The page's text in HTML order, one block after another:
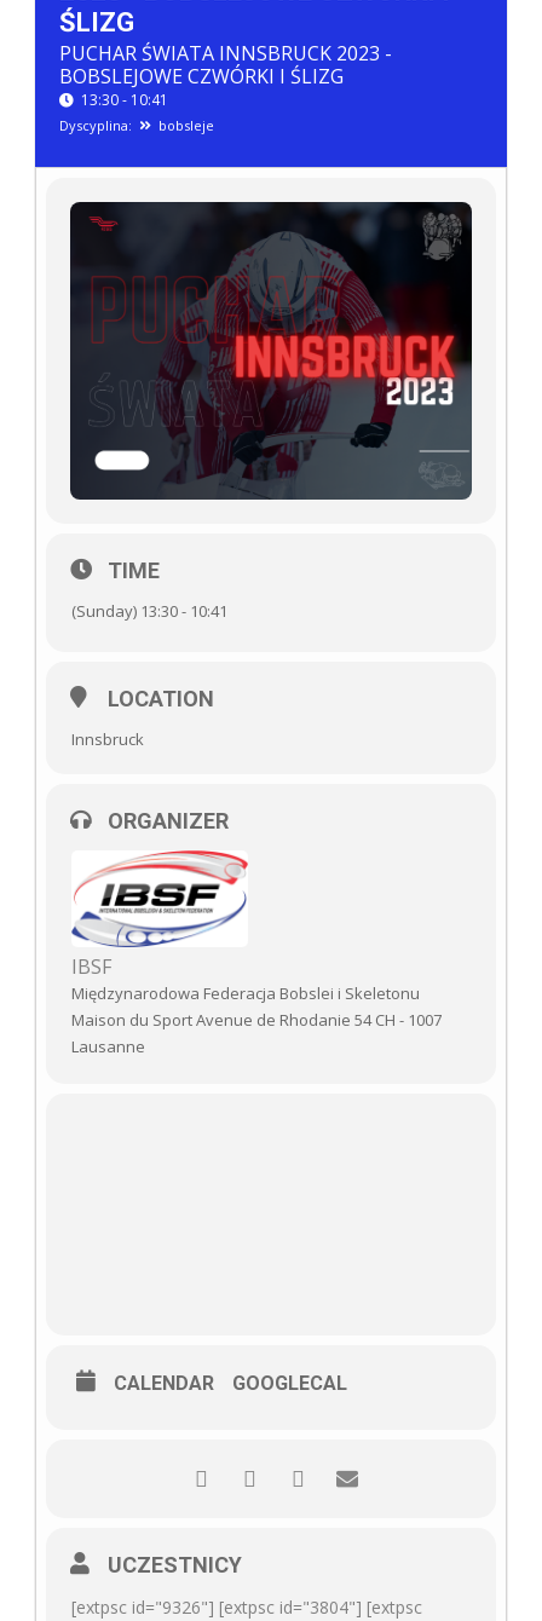
ŚLIZG
PUCHAR ŚWIATA INNSBRUCK 2023 -
BOBSLEJOWE CZWÓRKI I ŚLIZG
13:30 - 10:41
Dyscyplina: bobsleje
TIME
(Sunday) 13:30 - 10:41
LOCATION
Innsbruck
ORGANIZER
IBSF
Międzynarodowa Federacja Bobslei i Skeletonu
Maison du Sport Avenue de Rhodanie 54 CH - 1007
Lausanne
CALENDAR GOOGLECAL
UCZESTNICY
[extpsc id="9326"] [extpsc id="3804"] [extpsc